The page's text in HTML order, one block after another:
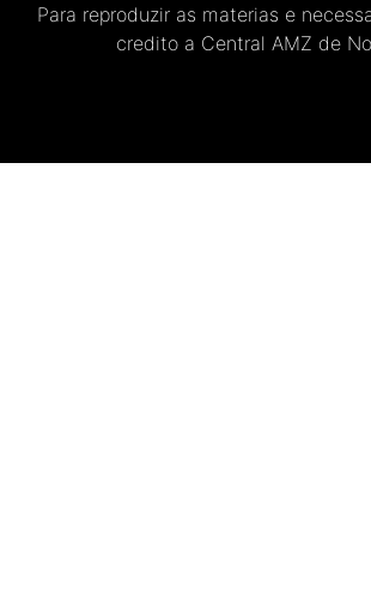
Para reproduzir as materias e
credito a Central AMZ de